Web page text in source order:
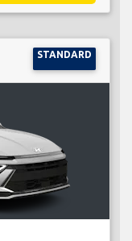
STANDARD